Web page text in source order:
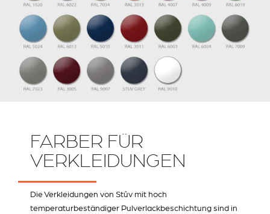
FARBER FÜR
VERKLEIDUNGEN
Die Verkleidungen von Stûv mit hoch
temperaturbeständiger Pulverlackbeschichtung sind in